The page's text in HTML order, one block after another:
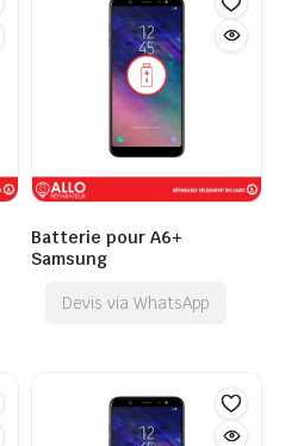
Batterie pour A6+
Samsung
Devis via WhatsApp